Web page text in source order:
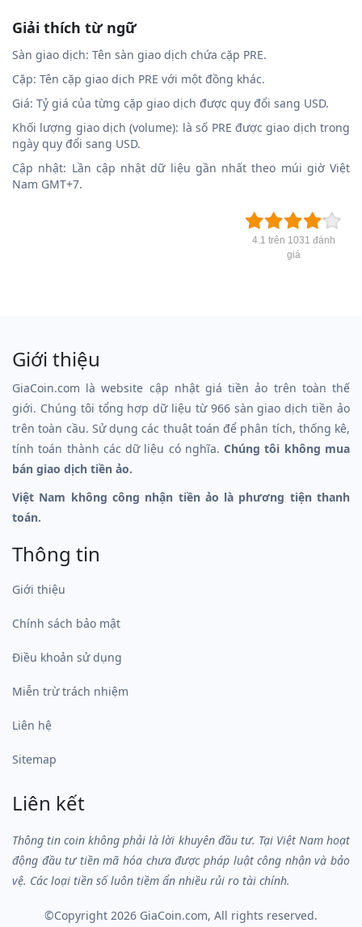
Giải thích từ ngữ
Sàn giao dịch: Tên sàn giao dịch chứa cặp PRE.
Cặp: Tên cặp giao dịch PRE với một đồng khác.
Giá: Tỷ giá của từng cặp giao dịch được quy đổi sang USD.
Khối lượng giao dịch (volume): là số PRE được giao dịch trong
ngày quy đổi sang USD.
Cập nhật: Lần cập nhật dữ liệu gần nhất theo múi giờ Việt
Nam GMT+7.
4.1 trên 1031 đánh
giá
Giới thiệu
GiaCoin.com là website cập nhật giá tiền ảo trên toàn thế
giới. Chúng tôi tổng hợp dữ liệu từ 966 sàn giao dịch tiền ảo
trên toàn cầu. Sử dụng các thuật toán để phân tích, thống kê,
tính toán thành các dữ liệu có nghĩa.Chúng tôi không mua
bán giao dịch tiền ảo.
Việt Nam không công nhận tiền ảo là phương tiện thanh
toán.
Thông tin
Giới thiệu
Chính sách bảo mật
Điều khoản sử dụng
Miễn trừ trách nhiệm
Liên hệ
Sitemap
Liên kết
Thông tin coin không phải là lời khuyên đầu tư. Tại Việt Nam hoạt
động đầu tư tiền mã hóa chưa được pháp luật công nhận và bảo
vệ. Các loại tiền số luôn tiềm ẩn nhiều rủi ro tài chính.
©Copyright 2026 GiaCoin.com, All rights reserved.